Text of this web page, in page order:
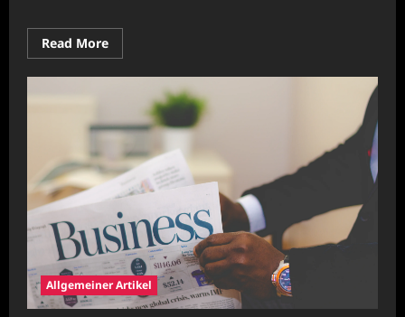
Read MoreRead
more
Moderne
Unternehmensprozesse
nachhaltigen
Fortschritt
Allgemeiner Artikel